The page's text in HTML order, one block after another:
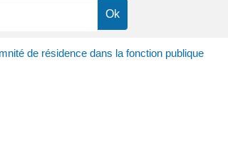
de résidence dans la fonction publique